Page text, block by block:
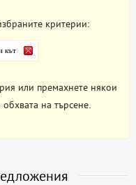
критерии:
кът
или премахнете някои
на търсене.